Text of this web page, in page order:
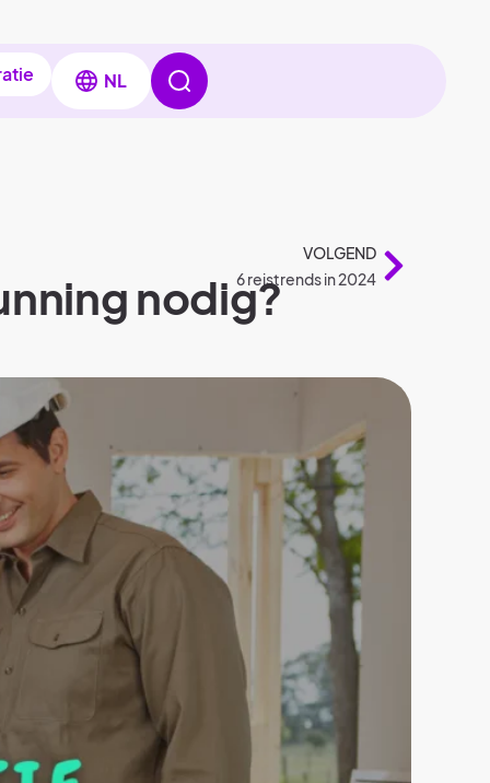
NL
VOLGEND
6 reistrends in 2024
nodig?